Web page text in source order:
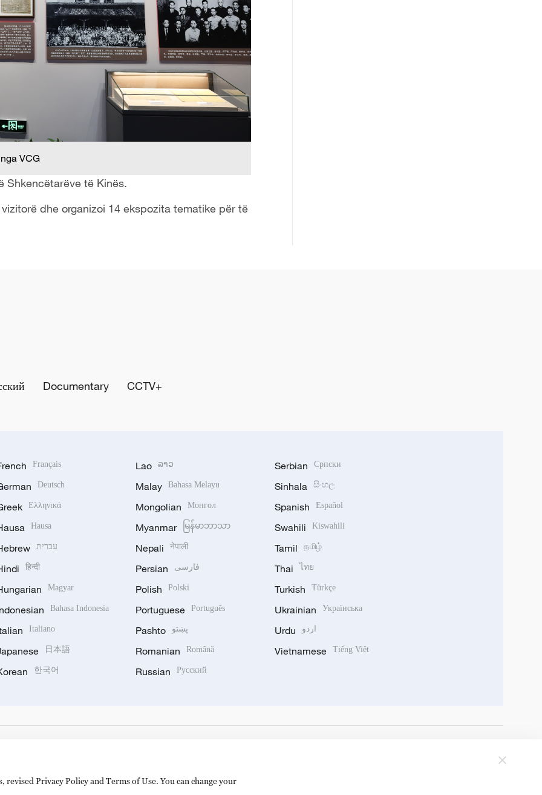
VCG
Shkencëtarëve të Kinës.
dhe organizoi 14 ekspozita tematike për të
Documentary CCTV+
Français
Deutsch
Ελληνικά
Hausa
עברית
हिन्दी
Magyar
Bahasa Indonesia
Italiano
日本語
한국어
Lao ລາວ
Malay Bahasa Melayu
Mongolian Монгол
Myanmar မြန်မာဘာသာ
Nepali नेपाली
Persian فارسی
Polish Polski
Portuguese Português
Pashto پښتو
Romanian Română
Russian Русский
Serbian Српски
Sinhala සිංහල
Spanish Español
Swahili Kiswahili
Tamil தமிழ்
Thai ไทย
Turkish Türkçe
Ukrainian Українська
Urdu اردو
Vietnamese Tiếng Việt
Privacy Policy and Terms of Use. You can change your